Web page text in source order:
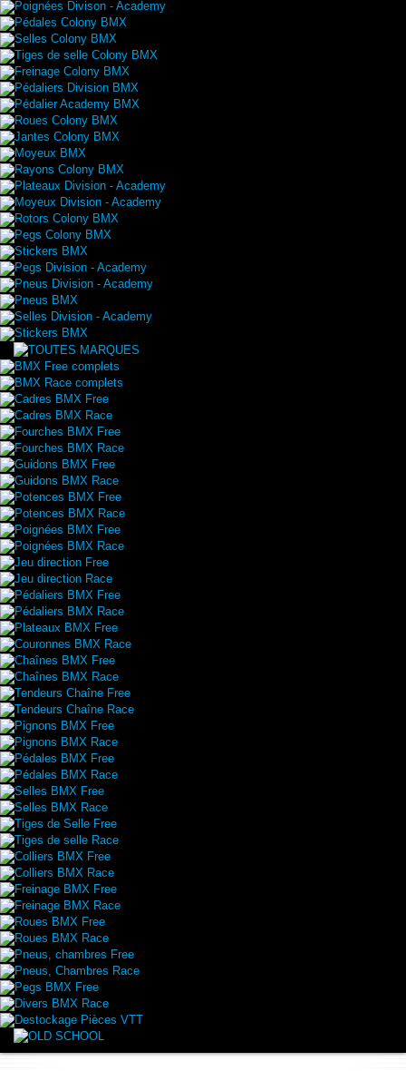
Poignées Divison - Academy
Pédales Colony BMX
Selles Colony BMX
Tiges de selle Colony BMX
Freinage Colony BMX
Pédaliers Division BMX
Pédalier Academy BMX
Roues Colony BMX
Jantes Colony BMX
Moyeux BMX
Rayons Colony BMX
Plateaux Division - Academy
Moyeux Division - Academy
Rotors Colony BMX
Pegs Colony BMX
Stickers BMX
Pegs Division - Academy
Pneus Division - Academy
Pneus BMX
Selles Division - Academy
Stickers BMX
BMX Free complets
BMX Race complets
Cadres BMX Free
Cadres BMX Race
Fourches BMX Free
Fourches BMX Race
Guidons BMX Free
Guidons BMX Race
Potences BMX Free
Potences BMX Race
Poignées BMX Free
Poignées BMX Race
Jeu direction Free
Jeu direction Race
Pédaliers BMX Free
Pédaliers BMX Race
Plateaux BMX Free
Couronnes BMX Race
Chaînes BMX Free
Chaînes BMX Race
Tendeurs Chaîne Free
Tendeurs Chaîne Race
Pignons BMX Free
Pignons BMX Race
Pédales BMX Free
Pédales BMX Race
Selles BMX Free
Selles BMX Race
Tiges de Selle Free
Tiges de selle Race
Colliers BMX Free
Colliers BMX Race
Freinage BMX Free
Freinage BMX Race
Roues BMX Free
Roues BMX Race
Pneus, chambres Free
Pneus, Chambres Race
Pegs BMX Free
Divers BMX Race
Destockage Pièces VTT